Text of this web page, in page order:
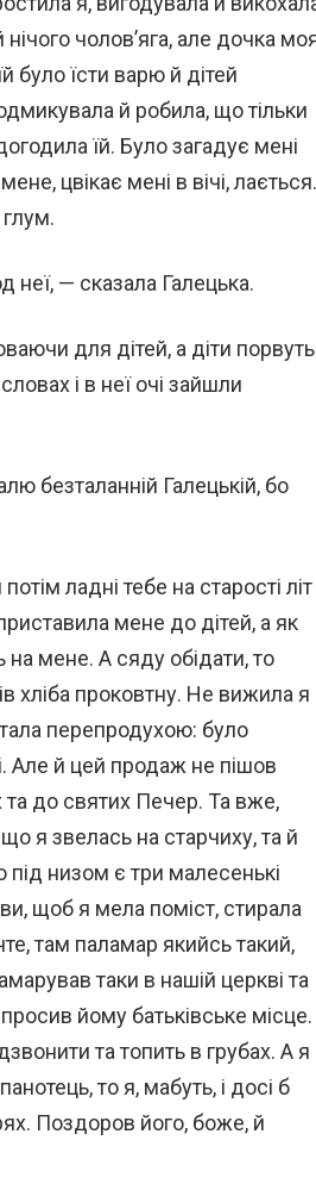
чолов’яга, але дочка
їсти варю й дітей
й робила, що тільки
їй. Було загадує мені
цвікає мені в вічі, лається.
неї, — сказала Галецька.
для дітей, а діти порвуть
і в неї очі зайшли
безталанній Галецькій, бо
ладні тебе на старості літ
мене до дітей, а як
мене. А сяду обідати, то
хліба проковтну. Не вижила я
перепродухою: було
Але й цей продаж не пішов
до святих Печер. Та вже,
я звелась на старчиху, та й
низом є три малесенькі
щоб я мела поміст, стирала
там паламар якийсь такий,
таки в нашій церкві та
йому батьківське місце.
та топить в грубах. А я
то я, мабуть, і досі б
Поздоров його, боже, й